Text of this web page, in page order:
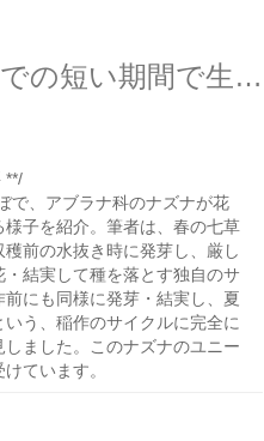
稲作収穫後から冬までの短い期間で生を全うするナズナ
**/
で、アブラナ科のナズナが花
子を紹介。筆者は、春の七草
前の水抜き時に発芽し、厳し
結実して種を落とす独自のサ
にも同様に発芽・結実し、夏
う、稲作のサイクルに完全に
ました。このナズナのユニー
ています。